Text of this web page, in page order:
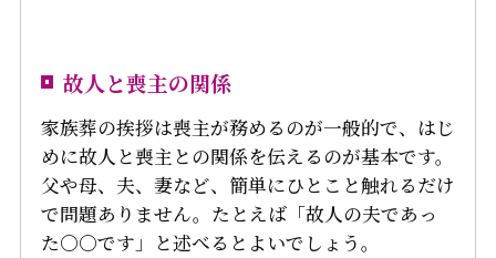
故人と喪主の関係
家族葬の挨拶は喪主が務めるのが一般的で、はじ
めに故人と喪主との関係を伝えるのが基本です。
父や母、夫、妻など、簡単にひとこと触れるだけ
で問題ありません。たとえば「故人の夫であっ
た〇〇です」と述べるとよいでしょう。